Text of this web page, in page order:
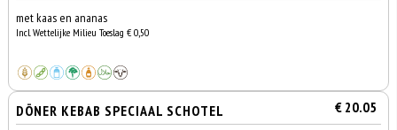
met kaas en ananas
Incl. Wettelijke Milieu Toeslag € 0,50
DÖNER KEBAB SPECIAAL SCHOTEL € 20.05